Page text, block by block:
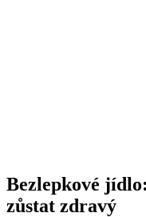
Bezlepkové
zůstat zdravý